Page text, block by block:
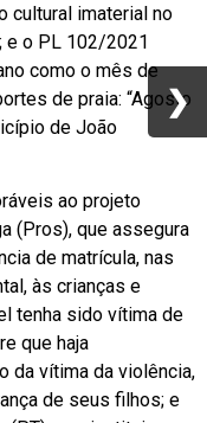
cultural imaterial no
e o PL 102/2021
como o mês de
de praia: “Agosto
de João
ao projeto
(Pros), que assegura
de matrícula, nas
às crianças e
tenha sido vítima de
que haja
da vítima da violência,
de seus filhos; e
❯
❯